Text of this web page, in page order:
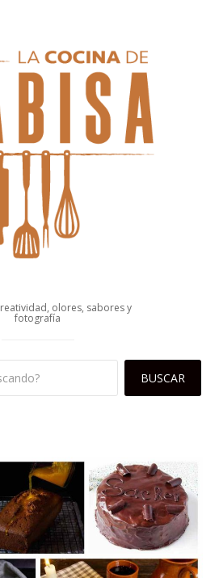
olores, sabores y
fotografía